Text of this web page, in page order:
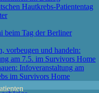
Hautkrebs-Patiententag
beim Tag der Berliner
vorbeugen und handeln:
am 7.5. im Survivors Home
Infoveranstaltung am
im Survivors Home